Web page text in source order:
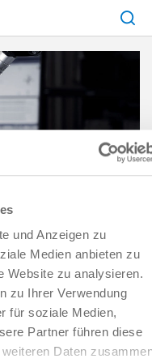
und Anzeigen zu
Medien anbieten zu
Website zu analysieren.
zu Ihrer Verwendung
für soziale Medien,
Partner führen diese
Daten
calidad y el proceso de
la funcionalidad, la
productos. Uno de
calidad para todos los
organismos
propias bases.